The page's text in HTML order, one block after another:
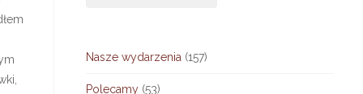
Nasze wydarzenia (157)
Polecamy (53)